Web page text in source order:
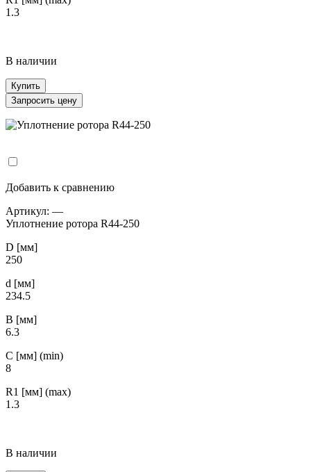
1.3
В наличии
Купить
Запросить цену
Добавить к сравнению
Артикул: —
Уплотнение ротора R44-250
D [мм]
250
d [мм]
234.5
B [мм]
6.3
С [мм] (min)
8
R1 [мм] (max)
1.3
В наличии